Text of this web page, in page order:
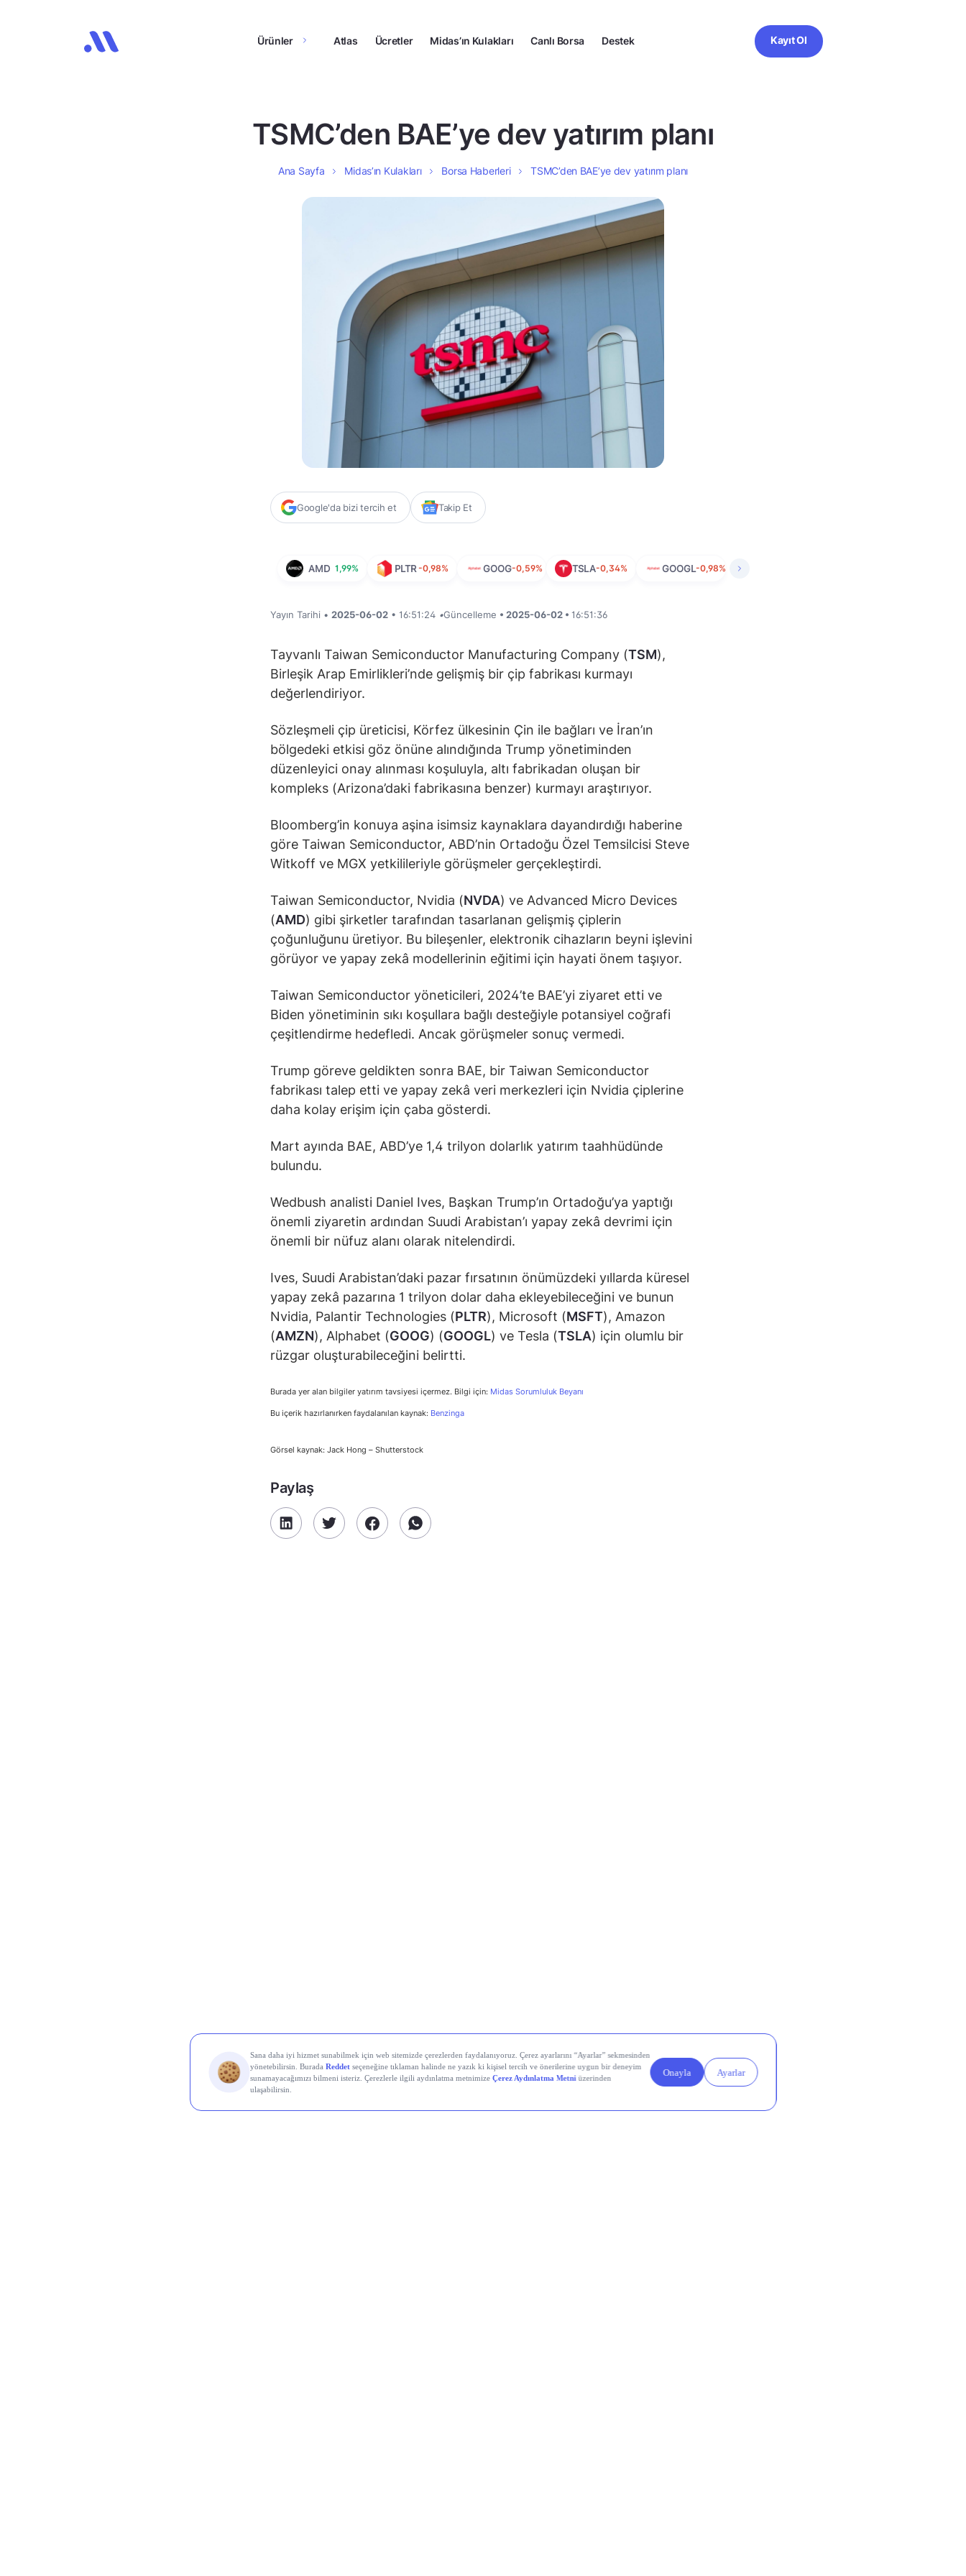
Ürünler Atlas Ücretler Midas’ın Kulakları Canlı Borsa Destek Kayıt Ol
TSMC’den BAE’ye dev yatırım planı
Ana Sayfa Midas’ın Kulakları Borsa Haberleri TSMC’den BAE’ye dev yatırım planı
Google'da bizi tercih et Takip Et
AMD 1,99% PLTR -0,98% GOOG-0,59% TSLA-0,34% GOOGL-0,98%
Yayın Tarihi • 2025-06-02 • 16:51:24 •Güncelleme • 2025-06-02 • 16:51:36
Tayvanlı Taiwan Semiconductor Manufacturing Company (TSM),
Birleşik Arap Emirlikleri’nde gelişmiş bir çip fabrikası kurmayı
değerlendiriyor.
Sözleşmeli çip üreticisi, Körfez ülkesinin Çin ile bağları ve İran’ın
bölgedeki etkisi göz önüne alındığında Trump yönetiminden
düzenleyici onay alınması koşuluyla, altı fabrikadan oluşan bir
kompleks (Arizona’daki fabrikasına benzer) kurmayı araştırıyor.
Bloomberg’in konuya aşina isimsiz kaynaklara dayandırdığı haberine
göre Taiwan Semiconductor, ABD’nin Ortadoğu Özel Temsilcisi Steve
Witkoff ve MGX yetkilileriyle görüşmeler gerçekleştirdi.
Taiwan Semiconductor, Nvidia (NVDA) ve Advanced Micro Devices
(AMD) gibi şirketler tarafından tasarlanan gelişmiş çiplerin
çoğunluğunu üretiyor. Bu bileşenler, elektronik cihazların beyni işlevini
görüyor ve yapay zekâ modellerinin eğitimi için hayati önem taşıyor.
Taiwan Semiconductor yöneticileri, 2024’te BAE’yi ziyaret etti ve
Biden yönetiminin sıkı koşullara bağlı desteğiyle potansiyel coğrafi
çeşitlendirme hedefledi. Ancak görüşmeler sonuç vermedi.
Trump göreve geldikten sonra BAE, bir Taiwan Semiconductor
fabrikası talep etti ve yapay zekâ veri merkezleri için Nvidia çiplerine
daha kolay erişim için çaba gösterdi.
Mart ayında BAE, ABD’ye 1,4 trilyon dolarlık yatırım taahhüdünde
bulundu.
Wedbush analisti Daniel Ives, Başkan Trump’ın Ortadoğu’ya yaptığı
önemli ziyaretin ardından Suudi Arabistan’ı yapay zekâ devrimi için
önemli bir nüfuz alanı olarak nitelendirdi.
Ives, Suudi Arabistan’daki pazar fırsatının önümüzdeki yıllarda küresel
yapay zekâ pazarına 1 trilyon dolar daha ekleyebileceğini ve bunun
Nvidia, Palantir Technologies (PLTR), Microsoft (MSFT), Amazon
(AMZN), Alphabet (GOOG) (GOOGL) ve Tesla (TSLA) için olumlu bir
rüzgar oluşturabileceğini belirtti.
Burada yer alan bilgiler yatırım tavsiyesi içermez. Bilgi için: Midas Sorumluluk Beyanı
Bu içerik hazırlanırken faydalanılan kaynak: Benzinga
Görsel kaynak: Jack Hong – Shutterstock
Paylaş